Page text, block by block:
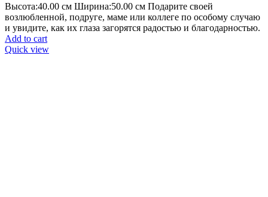
Высота:40.00 см Ширина:50.00 см Подарите своей
возлюбленной, подруге, маме или коллеге по особому случаю
и увидите, как их глаза загорятся радостью и благодарностью.
Add to cart
Quick view